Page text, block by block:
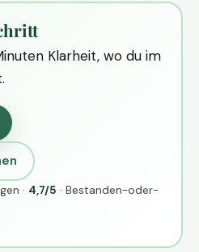
Klarheit, wo du im
· 4,7/5 · Bestanden-oder-